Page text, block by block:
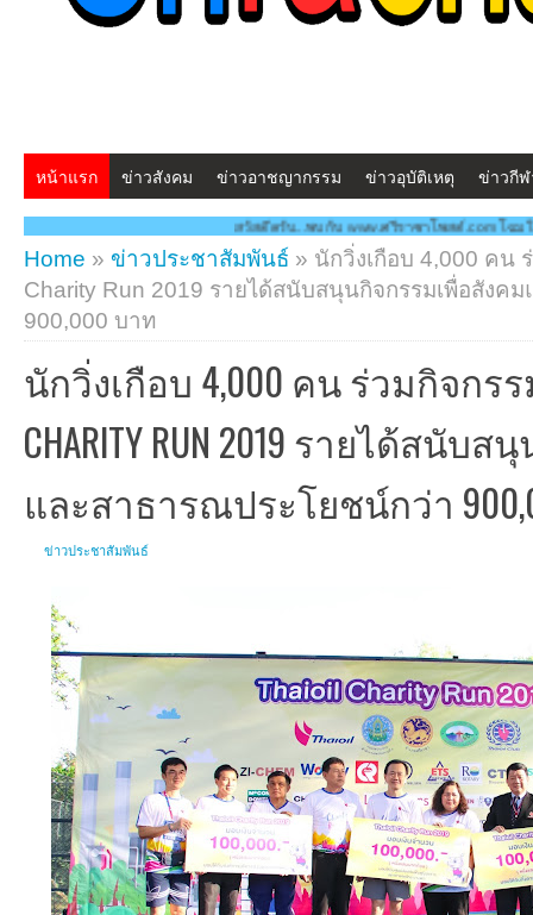
หน้าแรก ข่าวสังคม ข่าวอาชญากรรม ข่าวอุบัติเหตุ ข่าวกี
สวัสดีครับ...พบกับ www.ศรีราชาโพสต์.com โฉมใหม่!! "สร้างสรรค์ ดูแล
Home » ข่าวประชาสัมพันธ์ » นักวิ่งเกือบ 4,000 คน
Charity Run 2019 รายได้สนับสนุนกิจกรรมเพื่อสังค
900,000 บาท
นักวิ่งเกือบ 4,000 คน ร่วมกิจกรร
CHARITY RUN 2019 รายได้สนั
และสาธารณประโยชน์กว่า
ข่าวประชาสัมพันธ์